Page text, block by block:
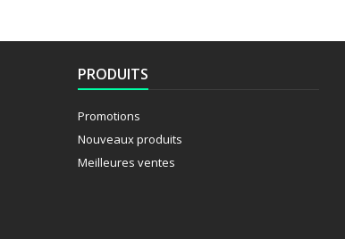
PRODUITS
Promotions
Nouveaux produits
Meilleures ventes